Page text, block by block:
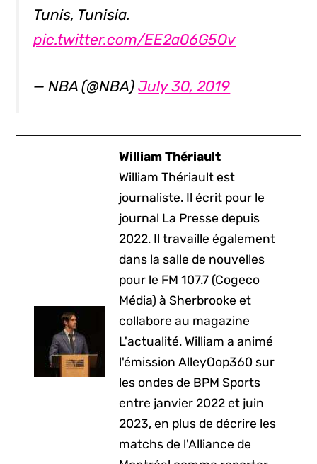
Tunis, Tunisia.
pic.twitter.com/EE2a06G5Ov
— NBA (@NBA)July 30, 2019
William Thériault
William Thériault est
journaliste. Il écrit pour le
journal La Presse depuis
2022. Il travaille également
dans la salle de nouvelles
pour le FM 107.7 (Cogeco
Média) à Sherbrooke et
collabore au magazine
L'actualité. William a animé
l'émission AlleyOop360 sur
les ondes de BPM Sports
entre janvier 2022 et juin
2023, en plus de décrire les
matchs de l'Alliance de